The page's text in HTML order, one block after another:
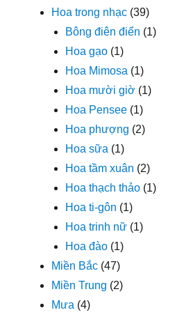
Hoa trong nhạc (39)
Bông điên điển (1)
Hoa gạo (1)
Hoa Mimosa (1)
Hoa mười giờ (1)
Hoa Pensee (1)
Hoa phượng (2)
Hoa sữa (1)
Hoa tầm xuân (2)
Hoa thạch thảo (1)
Hoa ti-gôn (1)
Hoa trinh nữ (1)
Hoa đào (1)
Miền Bắc (47)
Miền Trung (2)
Mưa (4)